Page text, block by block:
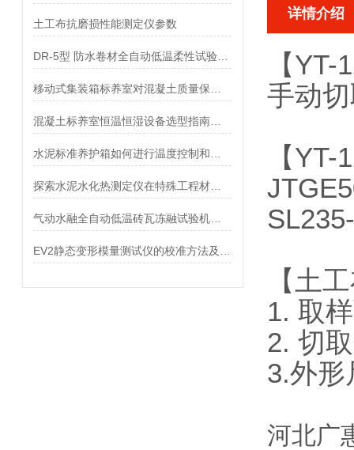
土工布抗磨损性能测定仪参数
详情介绍
【YT-
手动
【YT-
【土
1. 取
2. 切
3.外形
河北广